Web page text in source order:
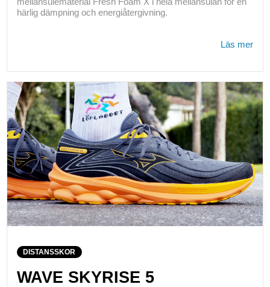
härlig dämpning och energiåtergivning.
Läs mer
DISTANSSKOR
WAVE SKYRISE 5